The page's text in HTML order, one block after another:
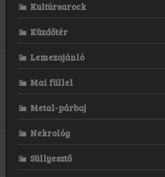
Kultúrsarock
Küzdőtér
Lemezajánló
Mai füllel
Metal-párbaj
Nekrológ
Süllyesztő